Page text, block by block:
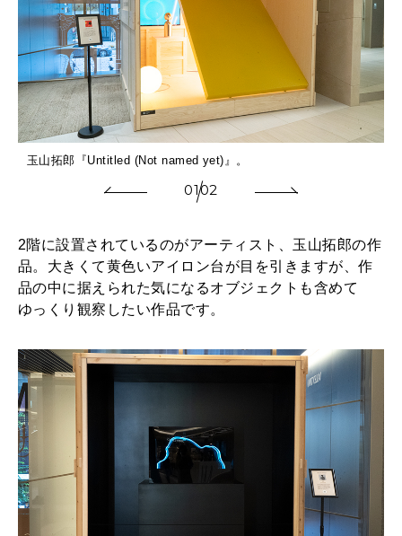
2026年1月号「猫がいれば、幸せ」
2025年12月号「お酒の新常識。」
玉山拓郎『Untitled (Not named yet)』。
0102
2階に設置されているのがアーティスト、玉山拓郎の作
品。大きくて黄色いアイロン台が目を引きますが、作
品の中に据えられた気になるオブジェクトも含めて
ゆっくり観察したい作品です。